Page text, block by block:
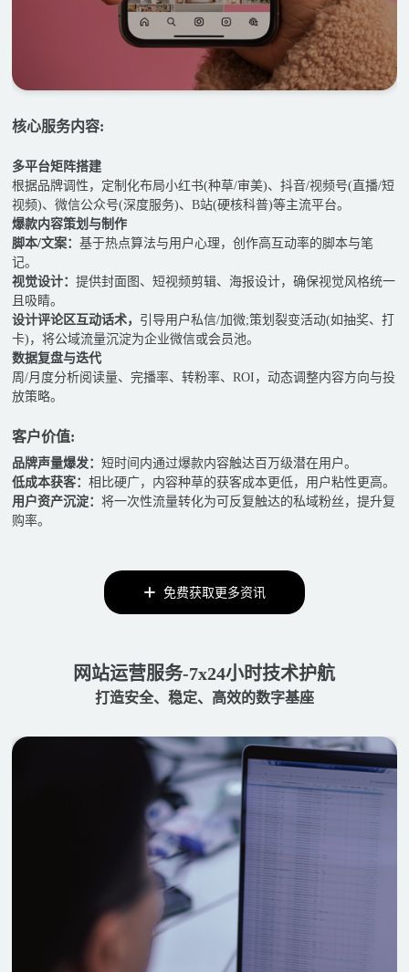
核心服务内容:
多平台矩阵搭建
根据品牌调性，定制化布局小红书(种草/审美)、抖音/视频号(直播/短
视频)、微信公众号(深度服务)、B站(硬核科普)等主流平台。
爆款内容策划与制作
脚本/文案：基于热点算法与用户心理，创作高互动率的脚本与笔
记。
视觉设计：提供封面图、短视频剪辑、海报设计，确保视觉风格统一
且吸睛。
设计评论区互动话术， 引导用户私信/加微;策划裂变活动(如抽奖、打
卡)，将公域流量沉淀为企业微信或会员池。
数据复盘与迭代
周/月度分析阅读量、完播率、转粉率、ROI，动态调整内容方向与投
放策略。
客户价值:
品牌声量爆发：短时间内通过爆款内容触达百万级潜在用户。
低成本获客：相比硬广，内容种草的获客成本更低，用户粘性更高。
用户资产沉淀：将一次性流量转化为可反复触达的私域粉丝，提升复
购率。
免费获取更多资讯
网站运营服务-7x24小时技术护航
打造安全、稳定、高效的数字基座